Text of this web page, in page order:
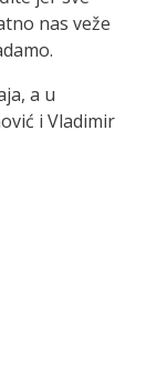
nas veže
a u
i Vladimir